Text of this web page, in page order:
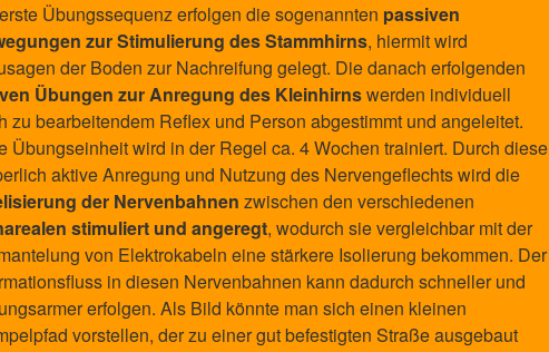
Übungssequenz erfolgen die sogenannten passiven
zur Stimulierung des Stammhirns, hiermit wird
der Boden zur Nachreifung gelegt. Die danach erfolgenden
Übungen zur Anregung des Kleinhirnswerden individuell
zu bearbeitendem Reflex und Person abgestimmt und angeleitet.
Übungseinheit wird in der Regel ca. 4 Wochen trainiert. Durch diese
aktive Anregung und Nutzung des Nervengeflechts wird die
der Nervenbahnen zwischen den verschiedenen
stimuliert und angeregt, wodurch sie vergleichbar mit der
von Elektrokabeln eine stärkere Isolierung bekommen. Der
in diesen Nervenbahnen kann dadurch schneller und
erfolgen. Als Bild könnte man sich einen kleinen
vorstellen, der zu einer gut befestigten Straße ausgebaut